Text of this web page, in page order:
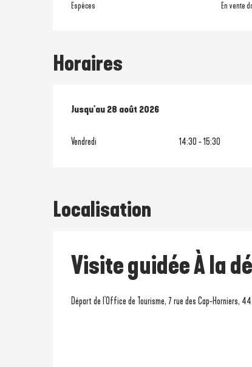
Espèces En vente
Horaires
Du10 juillet 2026au28 août 2026
Jusqu'au 28 août 2026
Vendredi 14:30 - 15:30
Localisation
Visite guidée À la
Départ de l'Office de Tourisme, 7 rue des Cap-Horniers,